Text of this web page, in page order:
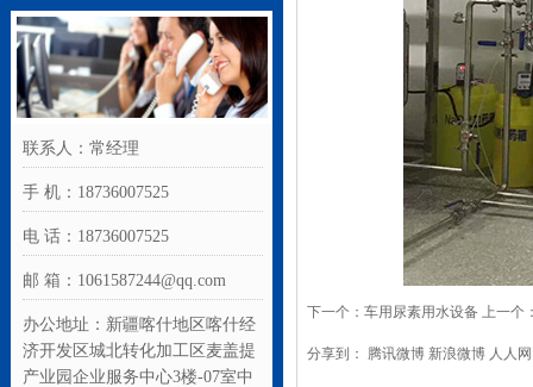
联系人：常经理
手 机：18736007525
电 话：18736007525
邮 箱：1061587244@qq.com
办公地址：新疆喀什地区喀什经
济开发区城北转化加工区麦盖提
产业园企业服务中心3楼-07室中
下一个： 车用尿素用水设备 上一个
分享到： 腾讯微博 新浪微博 人人网